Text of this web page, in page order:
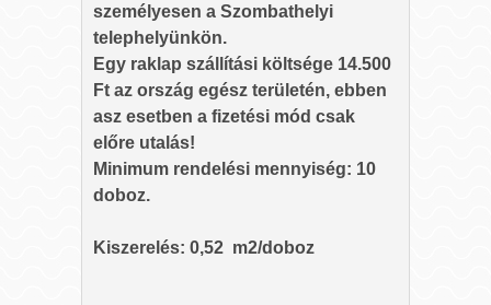
személyesen a Szombathelyi
telephelyünkön.
Egy raklap szállítási költsége 14.500
Ft az ország egész területén, ebben
asz esetben a fizetési mód csak
előre utalás!
Minimum rendelési mennyiség: 10
doboz.
Kiszerelés: 0,52 m2/doboz